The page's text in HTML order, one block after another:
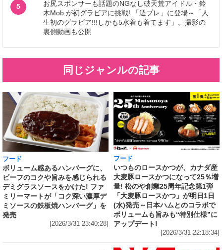
5
お尻スポンサーも話題のNGなし破天荒アイドル・鈴
木Mob.が初グラビアに挑戦! 「週プレ」に登場～「人
生初のグラビア!!!しかも5水着も着てます」。撮影の
裏側動画も公開
同じジャンルの記事
フード
ボリューム感あるハンバーグに、
ビーフのコクや旨みを感じられる
デミグラスソースをかけた! ファ
ミリーマートが「コク深い濃厚デ
ミソースの鉄板焼ハンバーグ」を
発売
[2026/3/31 23:40:28]
フード
いつものロースかつが、カナダ産
大麦豚ロースかつになって25％増
量! 松のや創業25周年記念第1弾
「大麦豚ロースかつ」が明日1日
(水)発売～日本ハムとのコラボで
ボリュームも旨みも“特別仕様”に
アップデート!
[2026/3/31 22:18:34]